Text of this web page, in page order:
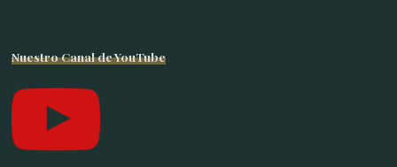
Nuestro Canal de YouTube